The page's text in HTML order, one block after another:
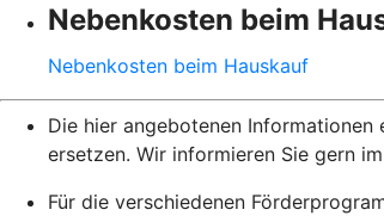
Nebenkosten beim
Nebenkosten beim Hauskauf
Die hier angebotenen Informationen
ersetzen. Wir informieren Sie gern
Für die verschiedenen